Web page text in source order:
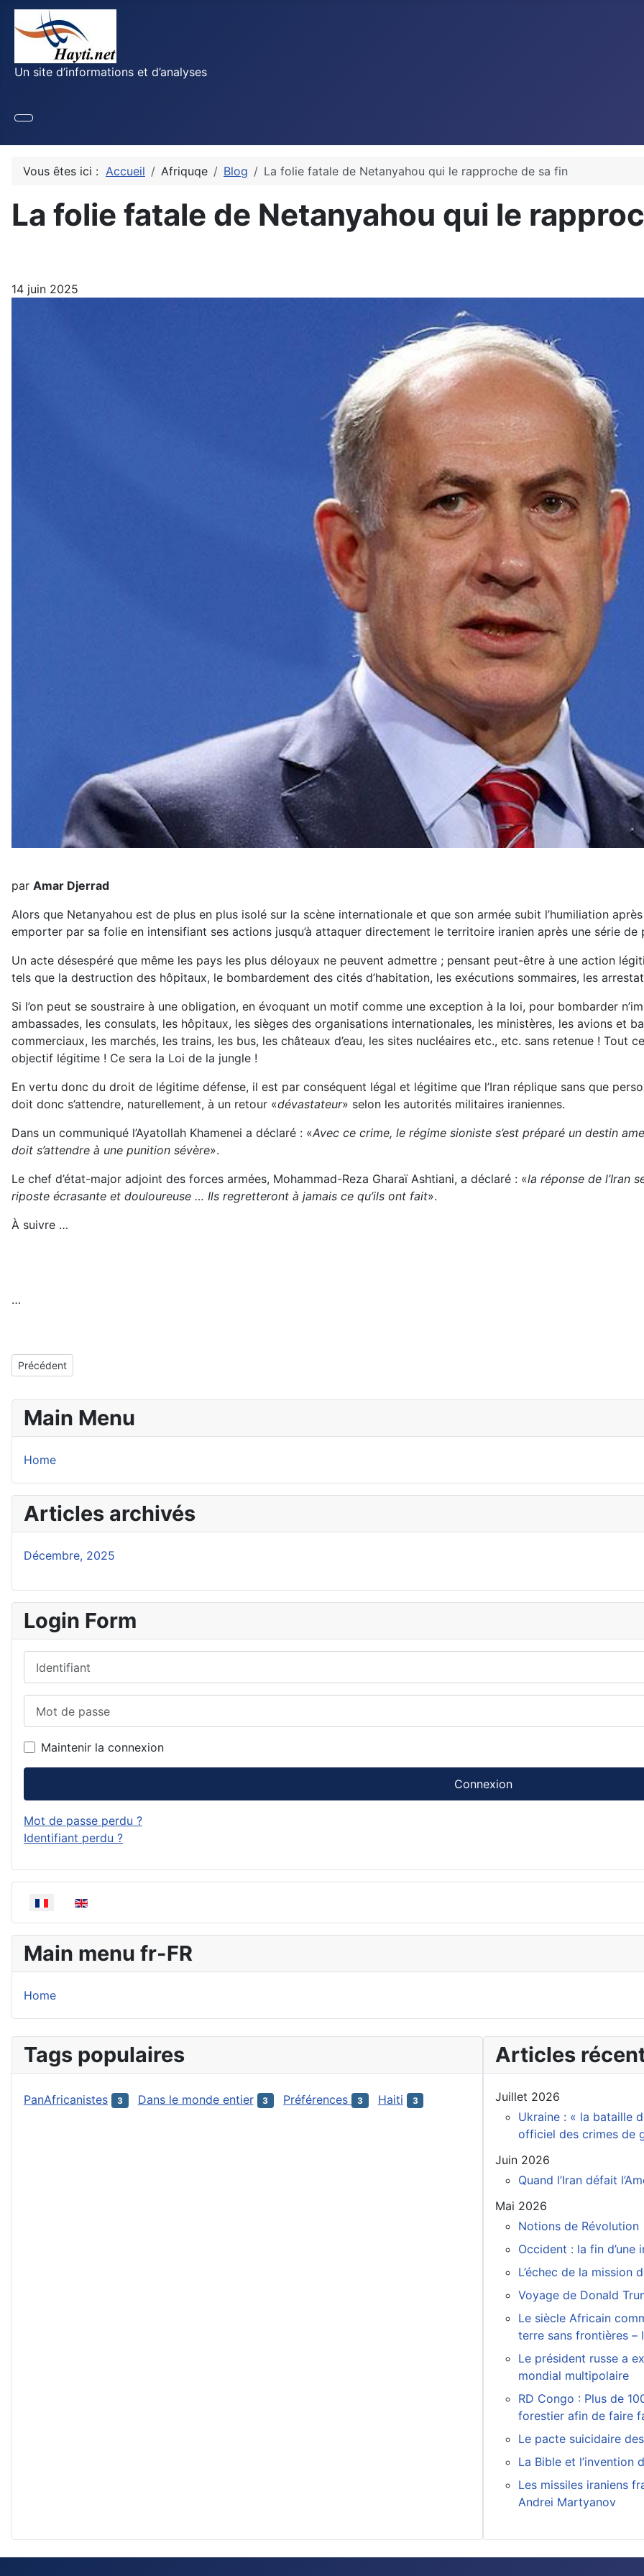
Un site d’informations et d’analyses
Vous êtes ici : Accueil Afriquqe Blog La folie fatale de Netanyahou qui le rapproche de sa fin
La folie fatale de Netanyahou qui le
14 juin 2025
par Amar Djerrad
Alors que Netanyahou est de plus en plus isolé sur la scène internationale et que son armée subit l’humiliation après
emporter par sa folie en intensifiant ses actions jusqu’à attaquer directement le territoire iranien après une série de
Un acte désespéré que même les pays les plus déloyaux ne peuvent admettre ; pensant peut-être à une action
tels que la destruction des hôpitaux, le bombardement des cités d’habitation, les exécutions sommaires, les
Si l’on peut se soustraire à une obligation, en évoquant un motif comme une exception à la loi, pour bombarder
ambassades, les consulats, les hôpitaux, les sièges des organisations internationales, les ministères, les avions et
commerciaux, les marchés, les trains, les bus, les châteaux d’eau, les sites nucléaires etc., etc. sans retenue !
objectif légitime ! Ce sera la Loi de la jungle !
En vertu donc du droit de légitime défense, il est par conséquent légal et légitime que l’Iran réplique sans que
doit donc s’attendre, naturellement, à un retour «dévastateur» selon les autorités militaires iraniennes.
Dans un communiqué l’Ayatollah Khamenei a déclaré : «Avec ce crime, le régime sioniste s’est préparé un destin
doit s’attendre à une punition sévère».
Le chef d’état-major adjoint des forces armées, Mohammad-Reza Gharaï Ashtiani, a déclaré : «la réponse de l’Iran
riposte écrasante et douloureuse … Ils regretteront à jamais ce qu’ils ont fait».
À suivre …
…
Article précédent : Guerre Israël versus Iran : quel est le projet ?
Précédent
Main Menu
Home
Articles archivés
Décembre, 2025
Login Form
Maintenir la connexion
Connexion
Mot de passe perdu ?
Identifiant perdu ?
Sélectionnez votre langue
Main menu fr-FR
Home
Tags populaires
PanAfricanistes 3 Dans le monde entier 3 Préférences 3 Haiti 3
Articles
Juillet 2026
Ukraine : « la bataille
officiel des crimes de
Juin 2026
Quand l’Iran défait
Mai 2026
Notions de Révolution
Occident : la fin d’une
L’échec de la mission
Voyage de Donald
Le siècle Africain
terre sans frontières –
Le président russe a
mondial multipolaire
RD Congo : Plus de
forestier afin de faire
Le pacte suicidaire
La Bible et l’invention
Les missiles iraniens
Andrei Martyanov